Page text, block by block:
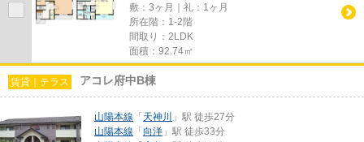
敷：3ヶ月｜礼：1ヶ月
所在階：1-2階
間取り：2LDK
面積：92.74㎡
賃貸｜テラス アコレ府中B棟
山陽本線 「天神川
」駅 徒歩27分
山陽本線 「向洋 」駅 徒歩33分